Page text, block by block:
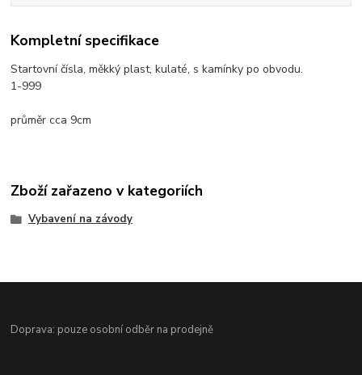
Kompletní specifikace
Startovní čísla, měkký plast, kulaté, s kamínky po obvodu.
1-999
průměr cca 9cm
Zboží zařazeno v kategoriích
Vybavení na závody
Doprava: pouze osobní odběr na prodejně